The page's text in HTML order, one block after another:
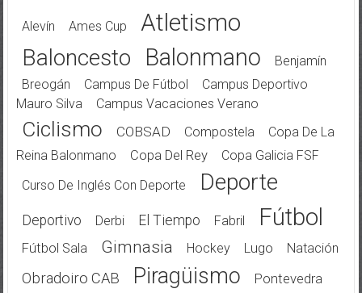
Alevín Ames Cup Atletismo
Baloncesto Balonmano
Benjamín
Breogán
Campus De Fútbol
Campus Deportivo
Mauro Silva
Campus Vacaciones Verano
Ciclismo COBSAD Compostela
Copa De La
Reina Balonmano
Copa Del Rey
Copa Galicia FSF
Curso De Inglés Con Deporte
Deporte
Deportivo Derbi El Tiempo Fabril Fútbol
Fútbol Sala Gimnasia Hockey Lugo Natación
Obradoiro CAB Piragüismo
Pontevedra